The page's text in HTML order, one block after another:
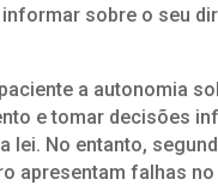
sobre o seu
a autonomia
e tomar decisões
lei. No entanto,
apresentam falhas